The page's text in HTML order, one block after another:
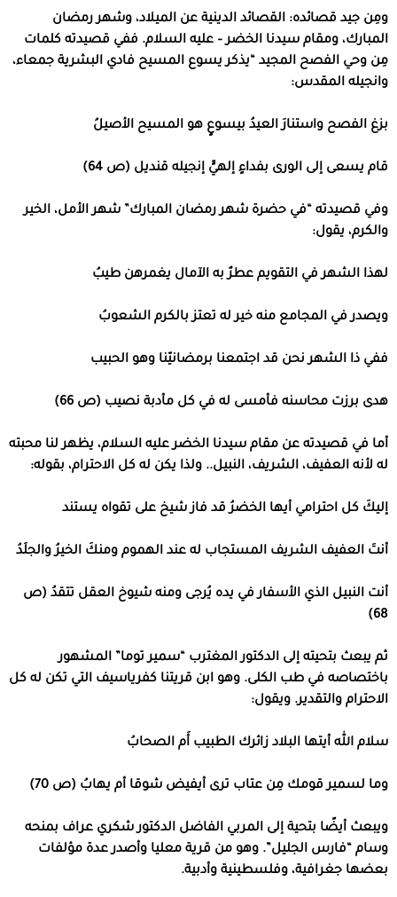
ومِن جيد قصائده: القصائد الدينية عن الميلاد، وشهر رمضان
المبارك، ومقام سيدنا الخضر – عليه السلام. ففي قصيدته كلمات
مِن وحي الفصح المجيد “يذكر يسوع المسيح فادي البشرية جمعاء،
وانجيله المقدس:
بزغ الفصح واستنارَ العيدُ بيسوعٍ هو المسيح الأصيلُ
قام يسعى إلى الورى بفداءٍ إلهيٍّ إنجيله قنديل (ص 64)
وفي قصيدته “في حضرة شهر رمضان المبارك” شهر الأمل، الخير
والكرم، يقول:
لهذا الشهر في التقويم عطرٌ به الآمال يغمرهن طيبُ
ويصدر في المجامع منه خير له تعتز بالكرم الشعوبُ
ففي ذا الشهر نحن قد اجتمعنا برمضانيّنا وهو الحبيب
هدى برزت محاسنه فأمسى له في كل مأدبة نصيب (ص 66)
أما في قصيدته عن مقام سيدنا الخضر عليه السلام، يظهر لنا محبته
له لأنه العفيف، الشريف، النبيل.. ولذا يكن له كل الاحترام، بقوله:
إليكَ كل احترامي أيها الخضرُ قد فاز شيخ على تقواه يستند
أنتَ العفيف الشريف المستجاب له عند الهموم ومنكَ الخيرُ والجلَدُ
أنت النبيل الذي الأسفار في يده يُرجى ومنه شيوخ العقل تتقدُ (ص
68)
ثم يبعث بتحيته إلى الدكتور المغترب “سمير توما” المشهور
باختصاصه في طب الكلى. وهو ابن قريتنا كفرياسيف التي تكن له كل
الاحترام والتقدير. ويقول:
سلام الله أيتها البلاد زائرك الطبيب أَم الصحابُ
وما لسمير قومك مِن عتاب ترى أيفيض شوقا أم يهابُ (ص 70)
ويبعث أيضًا بتحية إلى المربي الفاضل الدكتور شكري عراف بمنحه
وسام “فارس الجليل”. وهو من قرية معليا وأصدر عدة مؤلفات
بعضها جغرافية، وفلسطينية وأدبية.